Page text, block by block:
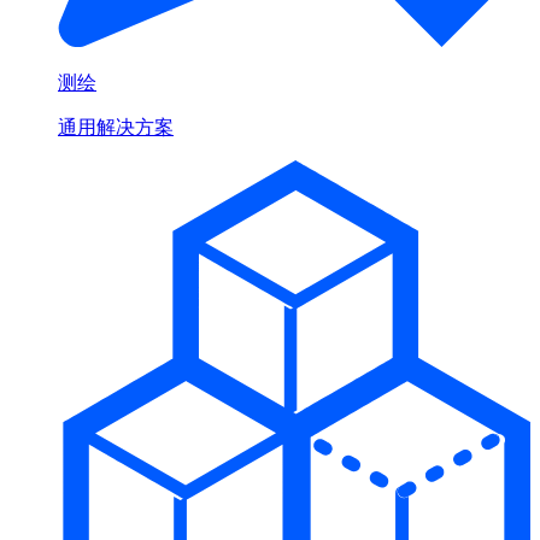
测绘
通用解决方案